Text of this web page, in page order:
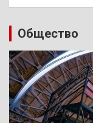
Общество